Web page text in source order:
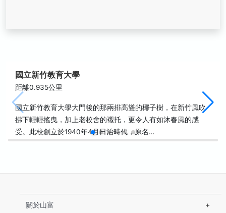
國立新竹教育大學
距離0.935公里
國立新竹教育大學大門後的那兩排高聳的椰子樹，在新竹風吹
拂下輕輕搖曳，加上老校舍的襯托，更令人有如沐春風的感
受。此校創立於1940年4月日治時代，原名…
關於山富